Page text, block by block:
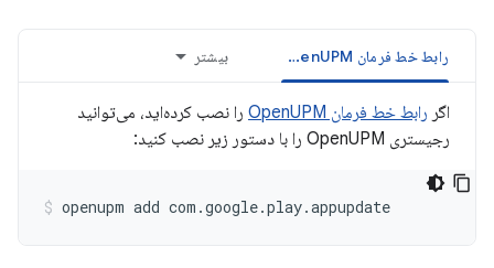
رابط خط فرمان OpenUPM بیشتر
اگر رابط خط فرمان OpenUPM
را نصب کرده‌اید، می‌توانید
رجیستری OpenUPM را با دستور زیر نصب کنید:
openupm add com.google.play.appupdate